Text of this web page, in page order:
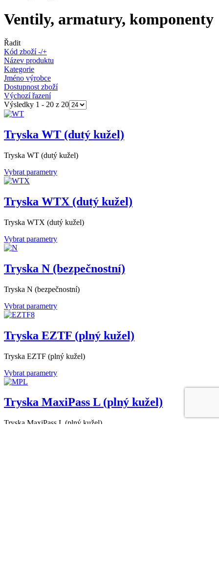
Ventily, armatury, komponenty
Řadit
Kód zboží -/+
Název produktu
Kategorie
Jméno výrobce
Dostupnost zboží
Výchozí řazení
Výsledky 1 - 20 z 20
Tryska WT (dutý kužel)
Tryska WT (dutý kužel)
Vybrat parametry
Tryska WTX (dutý kužel)
Tryska WTX (dutý kužel)
Vybrat parametry
Tryska N (bezpečnostní)
Tryska N (bezpečnostní)
Vybrat parametry
Tryska EZTF (plný kužel)
Tryska EZTF (plný kužel)
Vybrat parametry
Tryska MaxiPass L (plný kužel)
Tryska MaxiPass L (plný kužel)